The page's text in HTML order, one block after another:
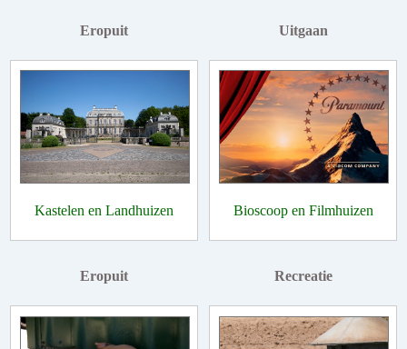
Eropuit
Kastelen en Landhuizen
Uitgaan
Bioscoop en Filmhuizen
Eropuit Recreatie